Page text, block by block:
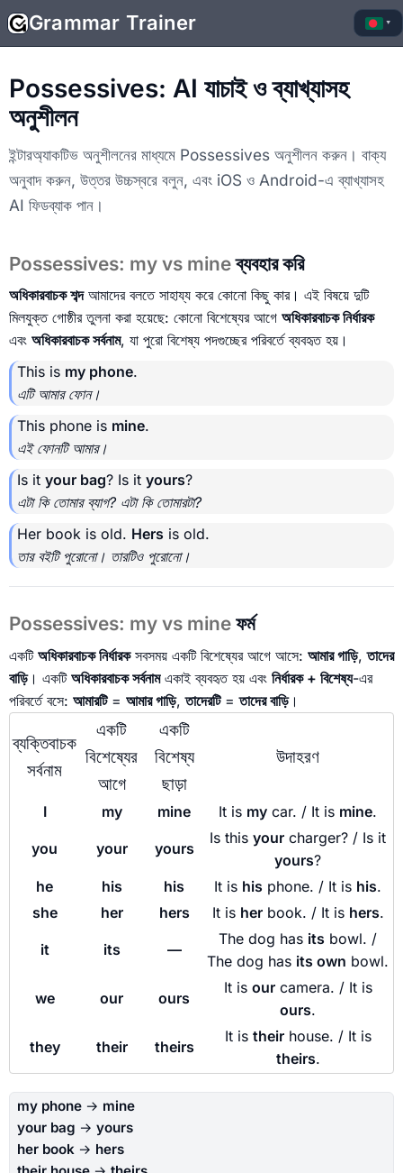
Grammar Trainer ▾
Possessives: AI যাচাই ও ব্যাখ্যাসহ
অনুশীলন
ইন্টারঅ্যাকটিভ অনুশীলনের মাধ্যমে Possessives অনুশীলন করুন। বাক্য
অনুবাদ করুন, উত্তর উচ্চস্বরে বলুন, এবং iOS ও Android-এ ব্যাখ্যাসহ
AI ফিডব্যাক পান।
Possessives: my vs mineব্যবহার করি
অধিকারবাচক শব্দআমাদের বলতে সাহায্য করে কোনো কিছু কার। এই বিষয়ে দুটি
মিলযুক্ত গোষ্ঠীর তুলনা করা হয়েছে: কোনো বিশেষ্যের আগে অধিকারবাচক নির্ধারক
এবং অধিকারবাচক সর্বনাম, যা পুরো বিশেষ্য পদগুচ্ছের পরিবর্তে ব্যবহৃত হয়।
This is my phone.
এটি আমার ফোন।
This phone is mine.
এই ফোনটি আমার।
Is it your bag? Is it yours?
এটা কি তোমার ব্যাগ? এটা কি তোমারটা?
Her book is old. Hers is old.
তার বইটি পুরোনো। তারটিও পুরোনো।
Possessives: my vs mine ফর্ম
একটি অধিকারবাচক নির্ধারকসবসময় একটি বিশেষ্যের আগে আসে: আমার গাড়ি,তাদের
বাড়ি। একটি অধিকারবাচক সর্বনামএকাই ব্যবহৃত হয় এবং নির্ধারক + বিশেষ্য-এর
পরিবর্তে বসে: আমারটি= আমার গাড়ি,তাদেরটি=তাদের বাড়ি।
ব্যক্তিবাচক
সর্বনাম
একটি
বিশেষ্যের
আগে
একটি
বিশেষ্য
ছাড়া
উদাহরণ
I my mine It is my car. / It is mine.
you your yours
Is this your charger? / Is it
yours?
he
his his It is his phone. / It is his.
she
her hers It is herbook. / It is hers.
it its —
The dog has its bowl. /
The dog has its own bowl.
we our ours
It is ourcamera. / It is
ours.
they their theirs
It is theirhouse. / It is
theirs.
my phone → mine
your bag → yours
her book → hers